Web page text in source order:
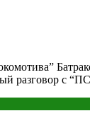
разговор с